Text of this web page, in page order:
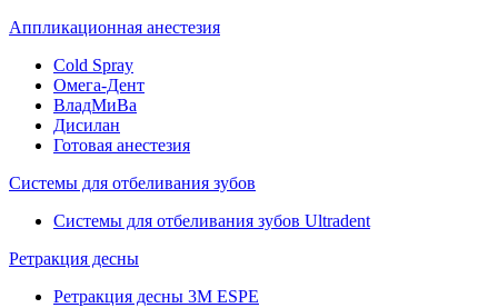
Аппликационная анестезия
Cold Spray
Омега-Дент
ВладМиВа
Дисилан
Готовая анестезия
Системы для отбеливания зубов
Системы для отбеливания зубов Ultradent
Ретракция десны
Ретракция десны 3M ESPE